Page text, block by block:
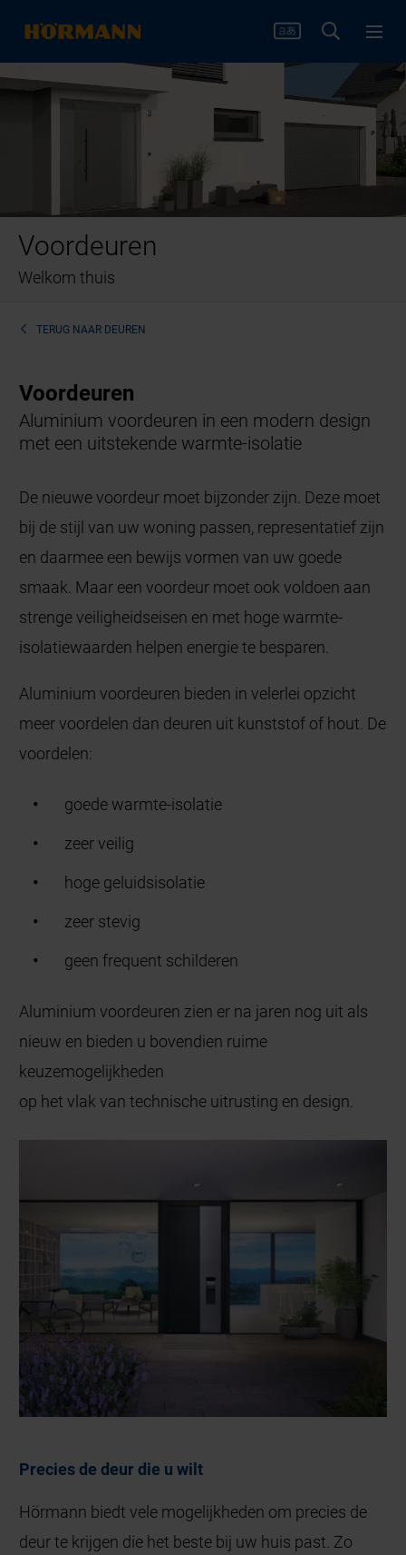
Voordeuren
Welkom thuis
TERUG NAAR DEUREN
Voordeuren
Aluminium voordeuren in een modern design
met een uitstekende warmte-isolatie
De nieuwe voordeur moet bijzonder zijn. Deze moet
bij de stijl van uw woning passen, representatief zijn
en daarmee een bewijs vormen van uw goede
smaak. Maar een voordeur moet ook voldoen aan
strenge veiligheidseisen en met hoge warmte-
isolatiewaarden helpen energie te besparen.
Aluminium voordeuren bieden in velerlei opzicht
meer voordelen dan deuren uit kunststof of hout. De
voordelen:
goede warmte-isolatie
zeer veilig
hoge geluidsisolatie
zeer stevig
geen frequent schilderen
Aluminium voordeuren zien er na jaren nog uit als
nieuw en bieden u bovendien ruime
keuzemogelijkheden
op het vlak van technische uitrusting en design.
Precies de deur die u wilt
Hörmann biedt vele mogelijkheden om precies de
deur te krijgen die het beste bij uw huis past. Zo